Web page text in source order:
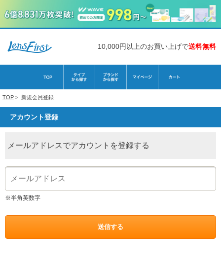
10,000円以上のお買い上げで送料無料
TOP > 新規会員登録
アカウント登録
メールアドレスでアカウントを登録する
※半角英数字